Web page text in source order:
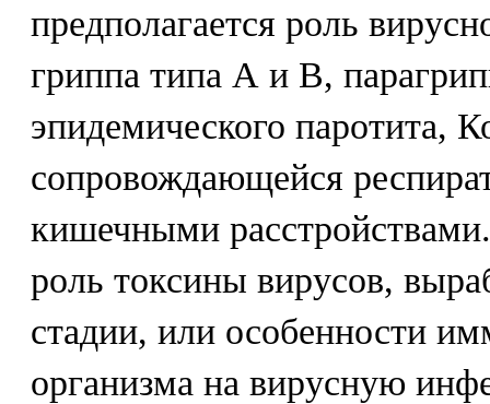
предполагается роль
гриппа типа А и В,
эпидемического паротита,
сопровождающейся
кишечными
роль токсины вирусов,
стадии, или особенности
организма на вирусную